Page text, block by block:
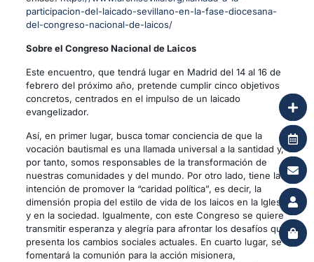
participacion-del-laicado-sevillano-en-la-fase-diocesana-
del-congreso-nacional-de-laicos/
Sobre el Congreso Nacional de Laicos
Este encuentro, que tendrá lugar en Madrid del 14 al 16 de
febrero del próximo año, pretende cumplir cinco objetivos
concretos, centrados en el impulso de un laicado
evangelizador.
Así, en primer lugar, busca tomar conciencia de que la
vocación bautismal es una llamada universal a la santidad y,
por tanto, somos responsables de la transformación de
nuestras comunidades y del mundo. Por otro lado, tiene la
intención de promover la “caridad política”, es decir, la
dimensión propia del estilo de vida de los laicos en la Iglesia
y en la sociedad. Igualmente, con este Congreso se quiere
transmitir esperanza y alegría para afrontar los desafíos que
presenta los cambios sociales actuales. En cuarto lugar, se
fomentará la comunión para la acción misionera,